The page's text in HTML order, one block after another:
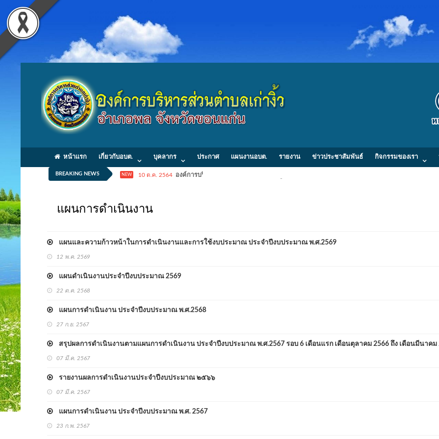
หน้าแรก เกี่ยวกับอบต. บุคลากร ประกาศ แผนงานอบต. รายงาน ข่าวประชาสัมพันธ์ กิจกรรมของเรา
BREAKING NEWS NEW 10 ต.ค. 2564 องค์การบริหารส่วนตำบลเก่างิ้ว 214 หมู่ที่ 2 ตำบลเก่างิ้ว อำเภอพล จังหวัดขอนแก่น 40120 Tel/
แผนการดำเนินงาน
แผนและความก้าวหน้าในการดำเนินงานและการใช้งบประมาณ ประจำปีงบประมาณ พ.ศ.2569
12 พ.ค. 2569
แผนดำเนินงานประจำปีงบประมาณ 2569
22 ต.ค. 2568
แผนการดำเนินงาน ประจำปีงบประมาณ พ.ศ.2568
27 ก.ย. 2567
สรุปผลการดำเนินงานตามแผนการดำเนินงาน ประจำปีงบประมาณ พ.ศ.2567 รอบ 6 เดือนแรก เดือนตุลาคม 2566 ถึง เดือนมีนาคม
07 มี.ค. 2567
รายงานผลการดำเนินงานประจำปีงบประมาณ ๒๕๖๖
07 มี.ค. 2567
แผนการดำเนินงาน ประจำปีงบประมาณ พ.ศ. 2567
23 ก.พ. 2567